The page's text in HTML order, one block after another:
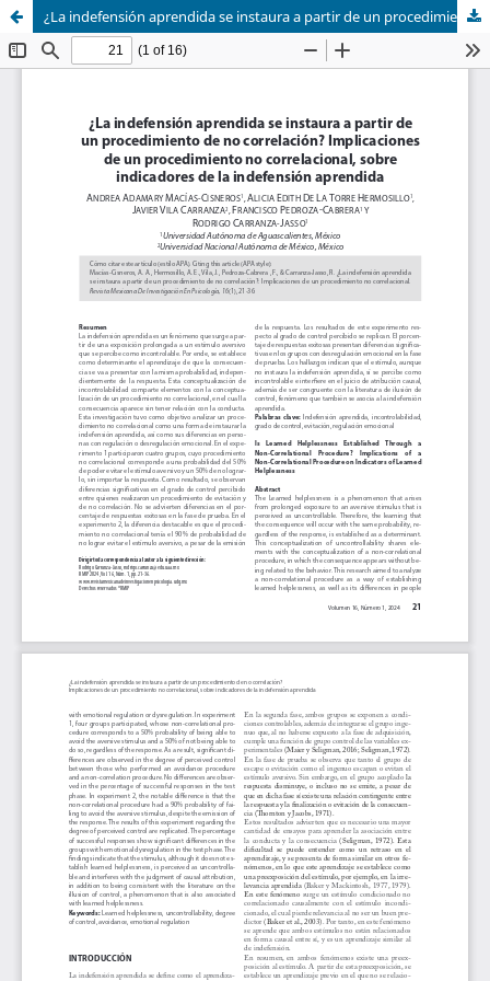
¿La indefensión aprendida se instaura a partir de un procedimiento de no correlación?